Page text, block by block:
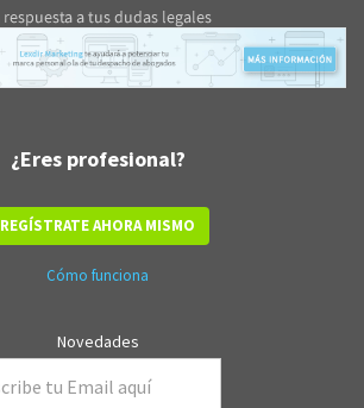
¿Eres profesional?
REGÍSTRATE AHORA MISMO
Cómo funciona
Novedades